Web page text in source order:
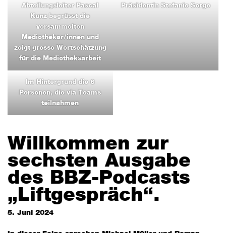
Abteilungsleiter Pascal
Kunz begrüsst die
versammelten
Mediothekar/innen und
zeigt grosse Wertschätzung
für die Mediotheksarbeit
Präsidentin Stefanie Sorge
Im Hintergrund die 6
Personen, die via Teams
teilnahmen
Willkommen zur
sechsten Ausgabe
des BBZ-Podcasts
„Liftgespräch“.
5. Juni 2024